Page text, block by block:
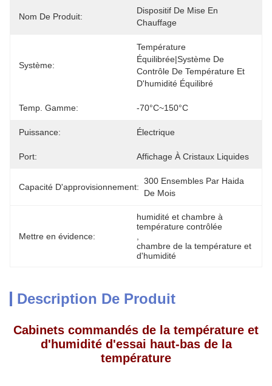
Nom De Produit:
Dispositif De Mise En
Chauffage
Système:
Température
Équilibrée|Système De
Contrôle De Température Et
D'humidité Équilibré
Temp. Gamme: -70°C~150°C
Puissance: Électrique
Port: Affichage À Cristaux Liquides
Capacité D'approvisionnement:
300 Ensembles Par Haida
De Mois
Mettre en évidence:
humidité et chambre à
température contrôlée
chambre de la température et
d'humidité
Description De Produit
Cabinets commandés de la température et
d'humidité d'essai haut-bas de la
température